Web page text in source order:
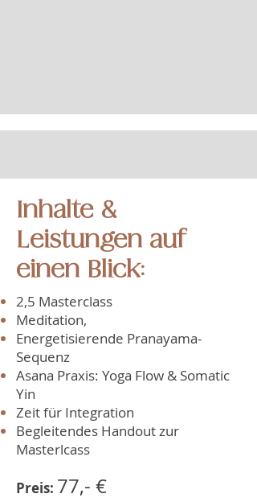
Inhalte &
Leistungen auf
einen Blick:
2,5 Masterclass
Meditation,
Energetisierende Pranayama-
Sequenz
Asana Praxis: Yoga Flow & Somatic
Yin
Zeit für Integration
Begleitendes Handout zur
Masterlcass
Preis: 77,- €